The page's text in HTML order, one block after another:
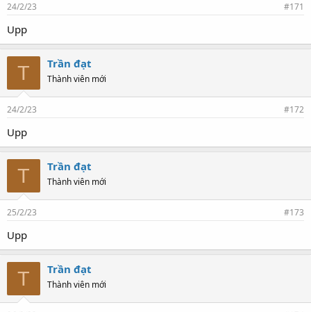
24/2/23 #171
Upp
T Trần đạt
Thành viên mới
24/2/23 #172
Upp
T Trần đạt
Thành viên mới
25/2/23 #173
Upp
T Trần đạt
Thành viên mới